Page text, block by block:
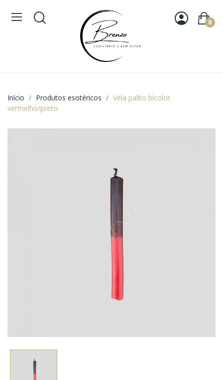
0
Início Produtos esotéricos
Vela palito bicolor
vermelho/preto